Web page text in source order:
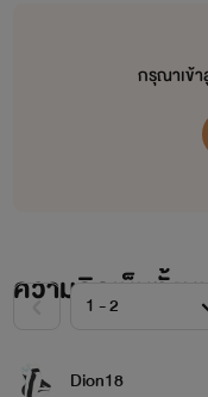
กรุณาเข้
ความคิดเห็นทั้ง
Dion18